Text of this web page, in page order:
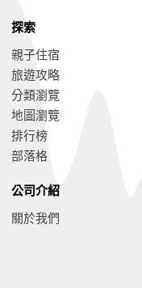
探索
親子住宿
旅遊攻略
分類瀏覽
地圖瀏覽
排行榜
部落格
公司介紹
關於我們